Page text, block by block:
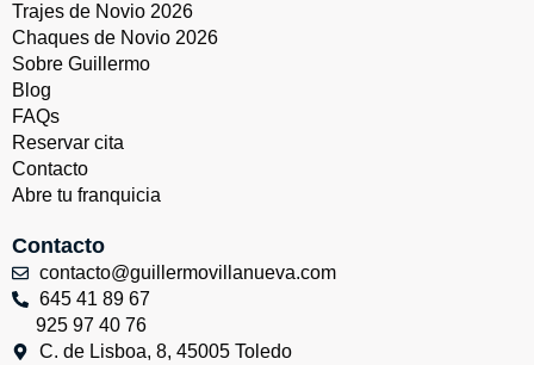
Trajes de Novio 2026
Chaques de Novio 2026
Sobre Guillermo
Blog
FAQs
Reservar cita
Contacto
Abre tu franquicia
Contacto
contacto@guillermovillanueva.com
645 41 89 67
925 97 40 76
C. de Lisboa, 8, 45005 Toledo